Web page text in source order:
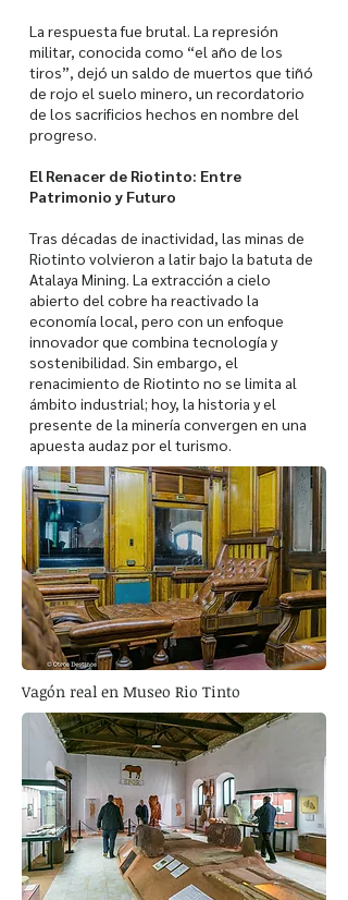
La respuesta fue brutal. La represión
militar, conocida como “el año de los
tiros”, dejó un saldo de muertos que tiñó
de rojo el suelo minero, un recordatorio
de los sacrificios hechos en nombre del
progreso.
El Renacer de Riotinto: Entre
Patrimonio y Futuro
Tras décadas de inactividad, las minas de
Riotinto volvieron a latir bajo la batuta de
Atalaya Mining. La extracción a cielo
abierto del cobre ha reactivado la
economía local, pero con un enfoque
innovador que combina tecnología y
sostenibilidad. Sin embargo, el
renacimiento de Riotinto no se limita al
ámbito industrial; hoy, la historia y el
presente de la minería convergen en una
apuesta audaz por el turismo.
Vagón real en Museo Rio Tinto